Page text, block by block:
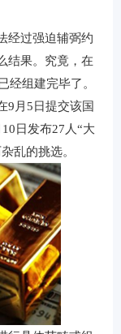
过强迫辅弼约
结果。究竟，在
经组建完毕了。
9月5日提交该国
日发布27人“大
乱的挑选。